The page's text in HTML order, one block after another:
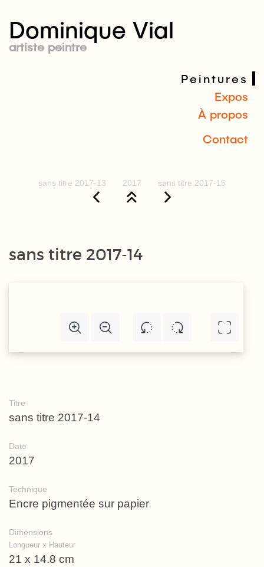
Dominique Vial
artiste peintre
Peintures
Expos
À propos
Contact
sans titre 2017-13 2017 sans titre 2017-15
sans titre 2017-14
Titre
sans titre 2017-14
Date
2017
Technique
Encre pigmentée sur papier
Dimensions
Longueur x Hauteur
21 x 14.8 cm